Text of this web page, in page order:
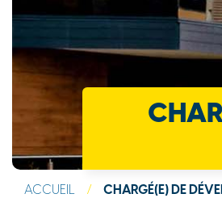
ACCUEIL / CHARGÉ(E) DE